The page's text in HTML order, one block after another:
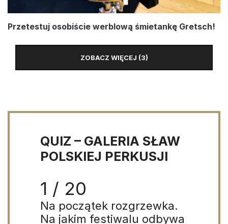
Przetestuj osobiście werblową śmietankę Gretsch!
ZOBACZ WIĘCEJ (3)
QUIZ – GALERIA SŁAW
POLSKIEJ PERKUSJI
1 / 20
Na początek rozgrzewka.
Na jakim festiwalu odbywa